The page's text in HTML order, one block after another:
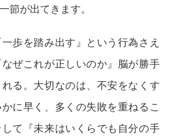
節が出てきます。
一歩を踏み出す』という行為さえ
ぜこれが正しいのか』脳が勝手
る。大切なのは、不安をなくす
に早く、多くの失敗を重ねるこ
て『未来はいくらでも自分の手